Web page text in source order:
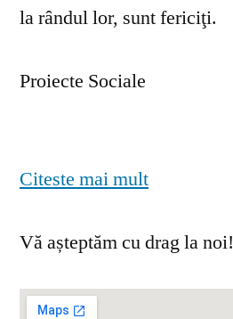
la rândul lor, sunt fericiţi.
Proiecte Sociale
Citeste mai mult
Vă așteptăm cu drag la noi!